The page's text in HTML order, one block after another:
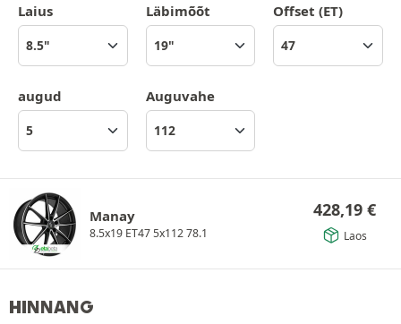
Laius Läbimõõt Offset (ET)
augud Auguvahe
Manay
8.5x19 ET47 5x112 78.1
428,19 €
Laos
HINNANG